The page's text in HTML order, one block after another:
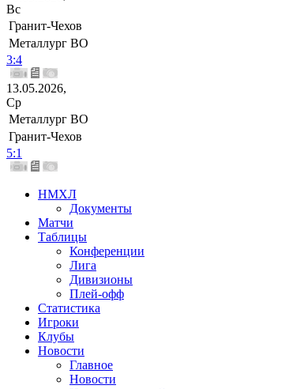
Вс
Гранит-Чехов
Металлург ВО
3:4
13.05.2026,
Ср
Металлург ВО
Гранит-Чехов
5:1
НМХЛ
Документы
Матчи
Таблицы
Конференции
Лига
Дивизионы
Плей-офф
Статистика
Игроки
Клубы
Новости
Главное
Новости